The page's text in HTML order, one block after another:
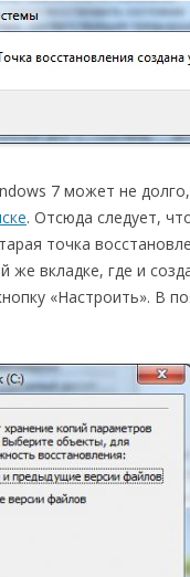
7 может не
. Отсюда следует,
точка
же вкладке, где и
«Настроить». В